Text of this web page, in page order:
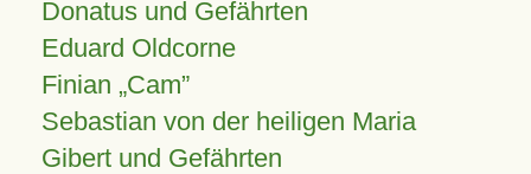
Donatus und Gefährten
Eduard Oldcorne
Finian Cam
Sebastian von der heiligen Maria
Gibert und Gefährten